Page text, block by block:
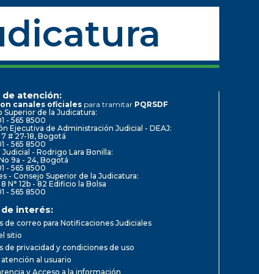
de atención:
canales oficiales para tramitar PQRSDF
Superior de la Judicatura:
- 565 8500
Ejecutiva de Administración Judicial - DEAJ:
# 27-18, Bogotá
- 565 8500
Judicial - Rodrigo Lara Bonilla:
No 9a - 24, Bogotá
- 565 8500
- Consejo Superior de la Judicatura:
N° 12b - 82 Edificio la Bolsa
- 565 8500
de interés:
de correo para Notificaciones Judiciales
sitio
de privacidad y condiciones de uso
al usuario
y Acceso a la información